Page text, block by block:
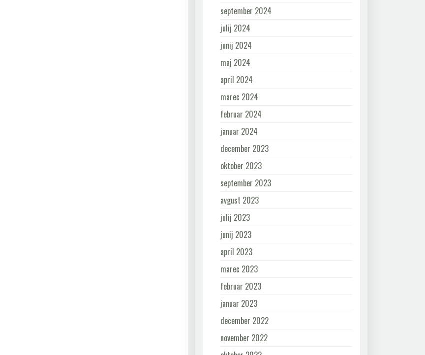
september 2024
julij 2024
junij 2024
maj 2024
april 2024
marec 2024
februar 2024
januar 2024
december 2023
oktober 2023
september 2023
avgust 2023
julij 2023
junij 2023
april 2023
marec 2023
februar 2023
januar 2023
december 2022
november 2022